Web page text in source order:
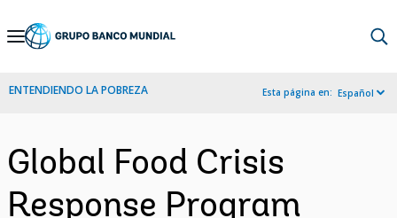
Skip
Navigation
ENTENDIENDO LA POBREZA Esta página en: Español
Global Food Crisis
Response Program